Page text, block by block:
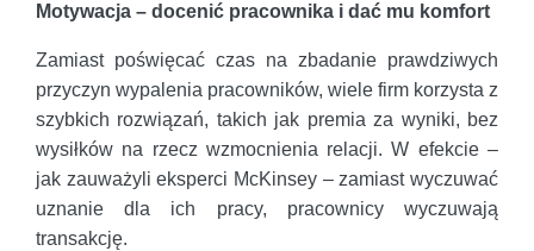
Motywacja – docenić pracownika i dać mu komfort
Zamiast poświęcać czas na zbadanie prawdziwych
przyczyn wypalenia pracowników, wiele firm korzysta z
szybkich rozwiązań, takich jak premia za wyniki, bez
wysiłków na rzecz wzmocnienia relacji. W efekcie –
jak zauważyli eksperci McKinsey – zamiast wyczuwać
uznanie dla ich pracy, pracownicy wyczuwają
transakcję.